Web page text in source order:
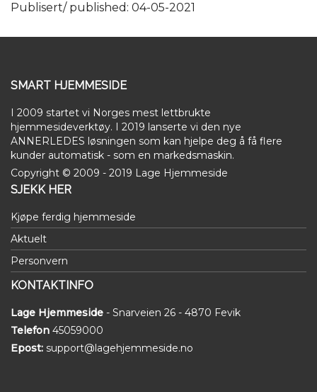
Publisert/ published: 04-05-2021
SMART HJEMMESIDE
I 2009 startet vi Norges mest lettbrukte
hjemmesideverktøy. I 2019 lanserte vi den nye
ANNERLEDES løsningen som kan hjelpe deg å få flere
kunder automatisk - som en markedsmaskin.
Copyright © 2009 - 2019 Lage Hjemmeside
SJEKK HER
Kjøpe ferdig hjemmeside
Aktuelt
Personvern
KONTAKTINFO
Lage Hjemmeside - Snarveien 26 - 4870 Fevik
Telefon 45059000
Epost: support@lagehjemmeside.no